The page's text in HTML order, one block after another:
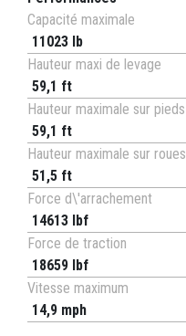
Capacité maximale
11023 lb
Hauteur maxi de levage
59,1 ft
Hauteur maximale sur pieds
59,1 ft
Hauteur maximale sur roues
51,5 ft
Force d\'arrachement
14613 lbf
Force de traction
18659 lbf
Vitesse maximum
14,9 mph